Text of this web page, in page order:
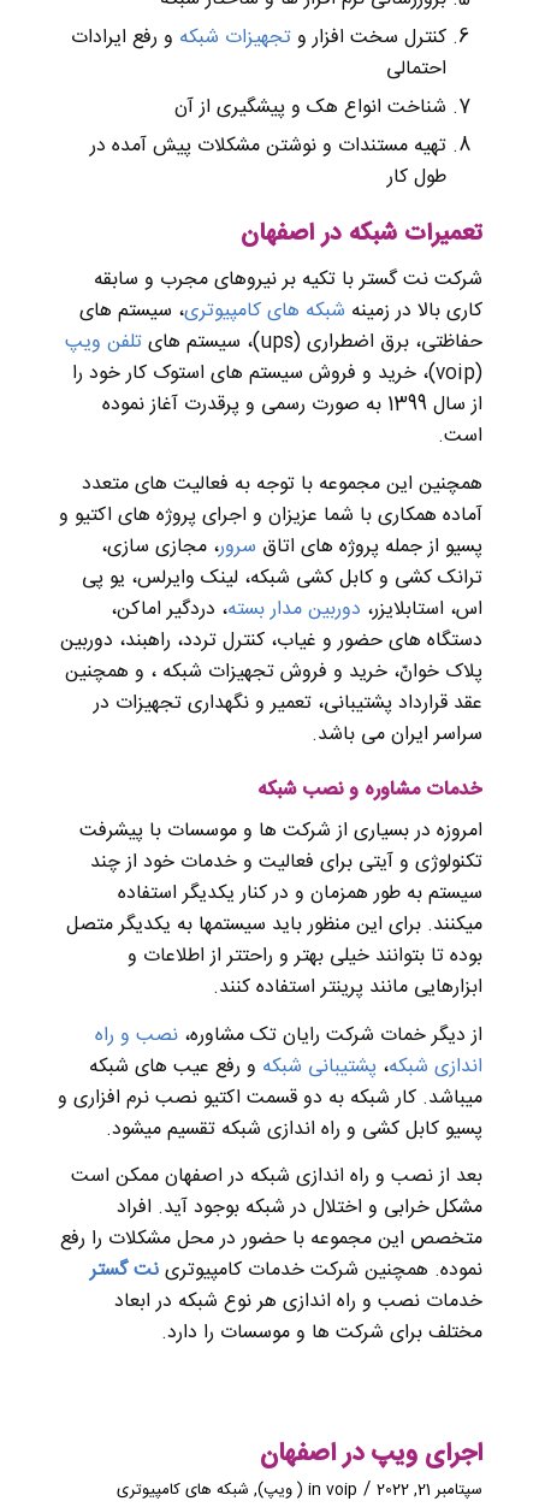
کنترل سخت افزار وتجهیزات شبکه و رفع ایرادات
احتمالی
شناخت انواع هک و پیشگیری از آن
تهیه مستندات و نوشتن مشکلات پیش آمده در
طول کار
تعمیرات شبکه در اصفهان
شرکت نت گستر با تکیه بر نیروهای مجرب و سابقه
کاری بالا در زمینه شبکه های کامپیوتری، سیستم های
حفاظتی، برق اضطراری (ups)، سیستم های
تلفن ویپ
(voip)، خرید و فروش سیستم های استوک کار خود را
از سال 1399 به صورت رسمی و پرقدرت آغاز نموده
است.
همچنین این مجموعه با توجه به فعالیت های متعدد
آماده همکاری با شما عزیزان و اجرای پروژه های اکتیو و
پسیو از جمله پروژه های اتاق سرور، مجازی سازی،
ترانک کشی و کابل کشی شبکه، لینک وایرلس، یو پی
اس، استابلایزر، دوربین مدار بسته، دردگیر اماکن،
دستگاه های حضور و غیاب، کنترل تردد، راهبند، دوربین
پلاک خوانّ، خرید و فروش تجهیزات شبکه ، و همچنین
عقد قرارداد پشتیبانی، تعمیر و نگهداری تجهیزات در
سراسر ایران می باشد.
خدمات مشاوره و نصب شبکه
امروزه در بسیاری از شرکت ها و موسسات با پیشرفت
تکنولوژی و آیتی برای فعالیت و خدمات خود از چند
سیستم به طور همزمان و در کنار یکدیگر استفاده
میکنند. برای این منظور باید سیستمها به یکدیگر متصل
بوده تا بتوانند خیلی بهتر و راحتتر از اطلاعات و
ابزارهایی مانند پرینتر استفاده کنند.
از دیگر خمات شرکت رایان تک مشاوره،نصب و راه
اندازی شبکه، پشتیبانی شبکه و رفع عیب های شبکه
میباشد. کار شبکه به دو قسمت اکتیو نصب نرم افزاری و
پسیو کابل کشی و راه اندازی شبکه تقسیم میشود.
بعد از نصب و راه اندازی شبکه در اصفهان ممکن است
مشکل خرابی و اختلال در شبکه بوجود آید. افراد
متخصص این مجموعه با حضور در محل مشکلات را رفع
نموده. همچنین شرکت خدمات کامپیوترینت گستر
خدمات نصب و راه اندازی هر نوع شبکه در ابعاد
مختلف برای شرکت ها و موسسات را دارد.
اجرای ویپ در اصفهان
سپتامبر 21, 2022 /
in voip ( ویپ) , شبکه های کامپیوتری